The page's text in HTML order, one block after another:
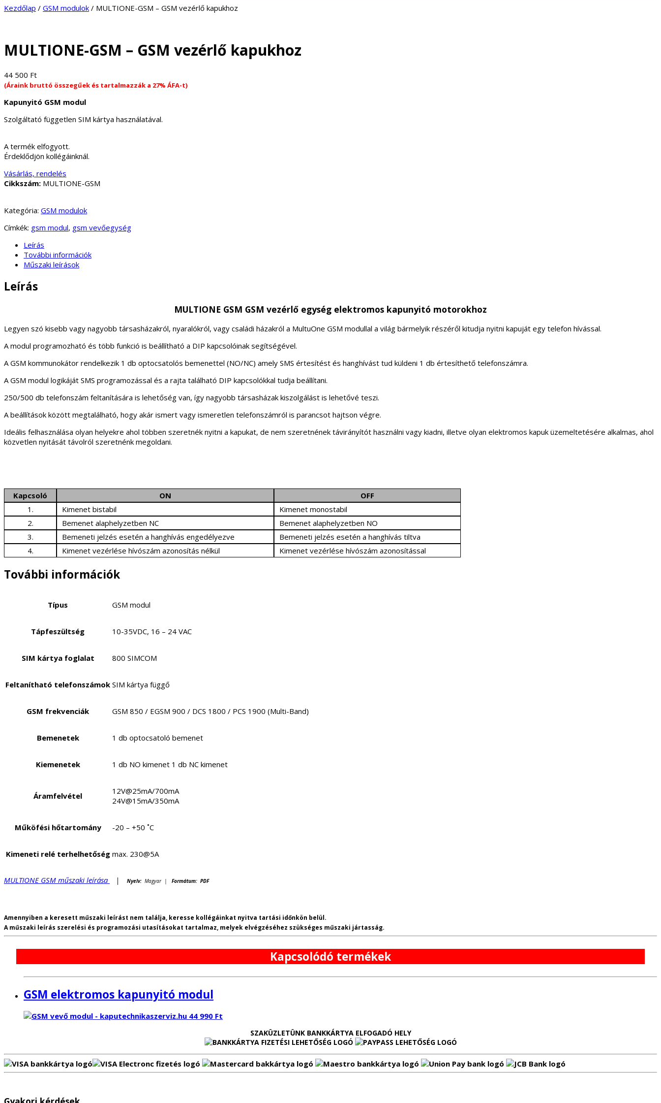
Kezdőlap / GSM modulok / MULTIONE-GSM – GSM vezérlő kapukhoz
MULTIONE-GSM – GSM vezérlő kapukhoz
44 500 Ft
(Áraink bruttó összegűek és tartalmazzák a 27% ÁFA-t)
Kapunyitó GSM modul
Szolgáltató független SIM kártya használatával.
A termék elfogyott.
Érdeklődjön kollégáinknál.
Vásárlás, rendelés
Cikkszám: MULTIONE-GSM
Kategória: GSM modulok
Címkék: gsm modul, gsm vevőegység
Leírás
További információk
Műszaki leírások
Leírás
MULTIONE GSM GSM vezérlő egység elektromos kapunyitó motorokhoz
Legyen szó kisebb vagy nagyobb társasházakról, nyaralókról, vagy családi házakról a MultuOne GSM modullal a világ bármelyik részéről kitudja nyitni kapuját egy telefon hívással.
A modul programozható és több funkció is beállítható a DIP kapcsolóinak segítségével.
A GSM kommunokátor rendelkezik 1 db optocsatolós bemenettel (NO/NC) amely SMS értesítést és hanghívást tud küldeni 1 db értesíthető telefonszámra.
A GSM modul logikáját SMS programozással és a rajta található DIP kapcsolókkal tudja beállítani.
250/500 db telefonszám feltanítására is lehetőség van, így nagyobb társasházak kiszolgálást is lehetővé teszi.
A beállítások között megtalálható, hogy akár ismert vagy ismeretlen telefonszámról is parancsot hajtson végre.
Ideális felhasználása olyan helyekre ahol többen szeretnék nyitni a kapukat, de nem szeretnének távirányítót használni vagy kiadni, illetve olyan elektromos kapuk üzemeltetésére alkalmas, ahol
közvetlen nyitását távolról szeretnénk megoldani.
Kapcsoló ON
OFF
1.
Kimenet bistabil
Kimenet monostabil
2.
Bemenet alaphelyzetben NC
Bemenet alaphelyzetben NO
3.
Bemeneti jelzés esetén a hanghívás engedélyezve
Bemeneti jelzés esetén a hanghívás tiltva
4.
Kimenet vezérlése hívószám azonosítás nélkül Kimenet vezérlése hívószám azonosítással
További információk
Típus GSM modul
Tápfeszültség 10-35VDC, 16 – 24 VAC
SIM kártya foglalat 800 SIMCOM
Feltanítható telefonszámok SIM kártya függő
GSM frekvenciák GSM 850 / EGSM 900 / DCS 1800 / PCS 1900 (Multi-Band)
Bemenetek 1 db optocsatoló bemenet
Kiemenetek 1 db NO kimenet 1 db NC kimenet
Áramfelvétel
12V@25mA/700mA
24V@15mA/350mA
Műköfési hőtartomány -20 – +50 ˚C
Kimeneti relé terhelhetőség max. 230@5A
MULTIONE GSM műszaki leírása | Nyelv: Magyar | Formátum: PDF
Amennyiben a keresett műszaki leírást nem találja, keresse kollégáinkat nyitva tartási időnkön belül.
A műszaki leírás szerelési és programozási utasításokat tartalmaz, melyek elvégzéséhez szükséges műszaki jártasság.
Kapcsolódó termékek
GSM elektromos kapunyitó modul
44 990 Ft
SZAKÜZLETÜNK BANKKÁRTYA ELFOGADÓ HELY